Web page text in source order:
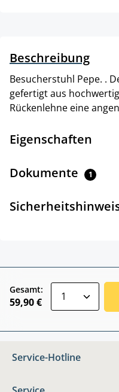
Beschreibung
Besucherstuhl Pepe. .
gefertigt aus
Rückenlehne eine
Eigenschaften
Dokumente 1
Gesamt:
59,90 €
Service-Hotline